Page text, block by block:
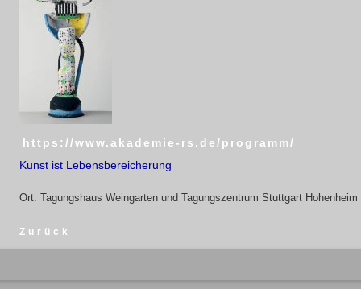
https://www.akademie-rs.de/programm/
Kunst ist Lebensbereicherung
Ort: Tagungshaus Weingarten und Tagungszentrum Stuttgart Hohenheim
Zurück